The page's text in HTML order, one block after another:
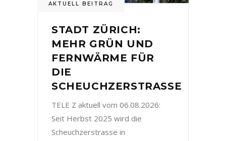
AKTUELL BEITRAG
STADT ZÜRICH:
MEHR GRÜN UND
FERNWÄRME FÜR
DIE
SCHEUCHZERSTRASSE
TELE Z aktuell vom 06.08.2026:
Seit Herbst 2025 wird die
Scheuchzerstrasse in